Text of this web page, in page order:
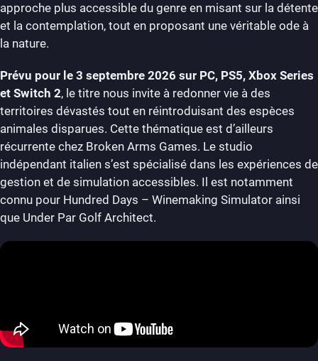
approche plus accessible du genre en misant sur la détente
et la contemplation, tout en proposant une véritable ode à
la nature.
Prévu pour le 3 septembre 2026 sur PC, PS5, Xbox Series
et Switch 2, le titre nous invite à redonner vie à des
territoires dévastés tout en réintroduisant des espèces
animales disparues. Cette thématique est d’ailleurs
récurrente chez Broken Arms Games. Le studio
indépendant italien s’est spécialisé dans les expériences de
gestion et de simulation accessibles. Il est notamment
connu pour Hundred Days – Winemaking Simulator ainsi
que Under Par Golf Architect.